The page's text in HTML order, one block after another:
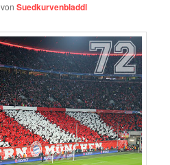
vonSuedkurvenbladdl